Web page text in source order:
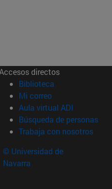
directos
Biblioteca (abre en nueva
Mi correo(abre en nueva
Aula virtual ADI (abre en
Búsqueda de personas
Trabaja con nosotros
© Universidad de
Navarra